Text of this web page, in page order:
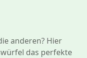
anderen? Hier
das perfekte